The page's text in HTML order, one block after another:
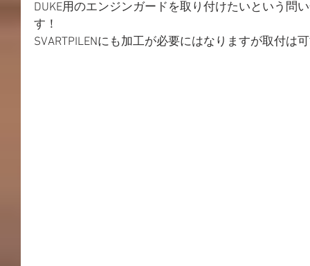
DUKE用のエンジンガードを取り付けたいという問
す！
SVARTPILENにも加工が必要にはなりますが取付は